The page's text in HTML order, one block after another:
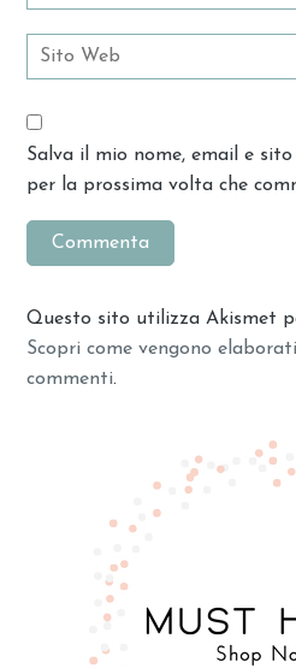
Salva il mio nome, email e
per la prossima volta che
Questo sito utilizza Akismet
Scopri come vengono
commenti.